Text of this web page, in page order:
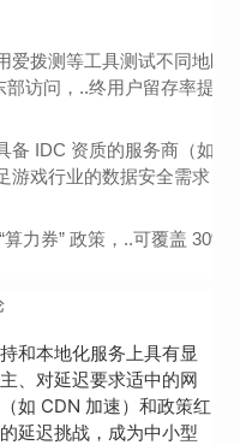
爱拨测等工具测试不同地
访问，..终用户留存率提升
备 IDC 资质的服务商（如
游戏行业的数据安全需求
算力券” 政策，..可覆盖
和本地化服务上具有显
、对延迟要求适中的网
如 CDN 加速）和政策红
延迟挑战，成为中小型